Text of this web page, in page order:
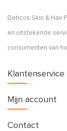
Dehcos Skin & Hair
en uitstekende
consumenten van
Klantenservice
Mijn account
Contact